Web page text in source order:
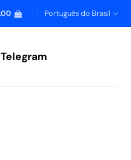
Português do Brasil
Telegram